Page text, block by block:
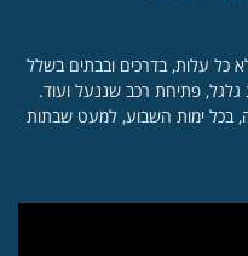
כל עלות, בדרכים ובבתים בשלל
פתיחת רכב שננעל ועוד.
24 שעות ביממה, בכל ימות השבוע, למעט שבתות